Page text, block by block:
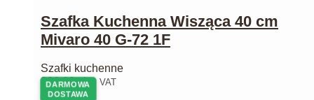
DARMOWA
DOSTAWA
Szafka Kuchenna Wisząca 40 cm
Mivaro 40 G-72 1F
Szafki kuchenne
206,00zł z VAT